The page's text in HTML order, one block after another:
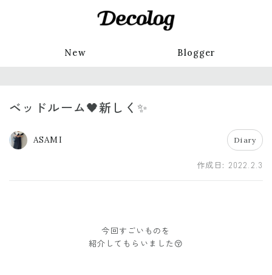
New Blogger
ベッドルーム🖤新しく✨
ASAMI Diary
作成日: 2022.2.3
今回すごいものを
紹介してもらいました😚